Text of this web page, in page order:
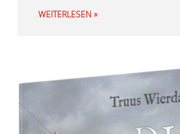
WEITERLESEN »